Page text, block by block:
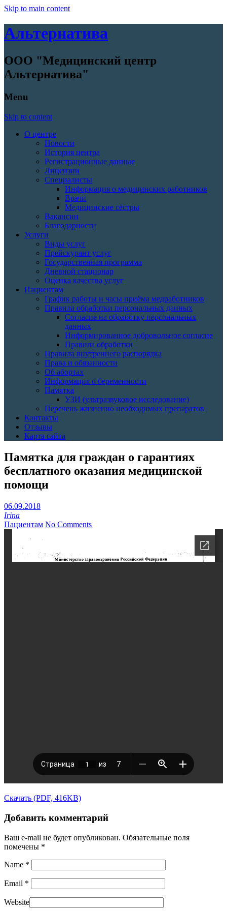
Skip to main content
Альтернатива
ООО "Медицинский центр
Альтернатива"
Menu
Skip to content
О центре
Новости
История центра
Регистрационные данные
Лицензии
Специалисты
Информация о медицинских работников
Врачи
Медицинские сёстры
Вакансии
Благодарности
Услуги
Виды услуг
Прейскурант услуг
Государственная программа
Дневной стационар
Оценка качества услуг
Пациентам
График работы и часы приёма медработников
Правила обработки персональных данных
Согласие на обработку персональных
данных
Информированное добровольное согласие
Правила обработки
Правила внутреннего распорядка
Права и обязанности
Об абортах
Информация о беременности
Памятка
УЗИ (ультразвуковое исследование)
Перечень жизненно необходимых препаратов
Контакты
Отзывы
Карта сайта
Памятка для граждан о гарантиях
бесплатного оказания медицинской
помощи
06.09.2018
Irina
Пациентам No Comments
Скачать (PDF, 416KB)
Добавить комментарий
Ваш e-mail не будет опубликован. Обязательные поля
помечены *
Name *
Email *
Website